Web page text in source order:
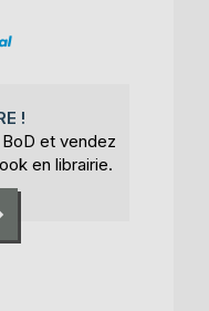
!
et vendez
en librairie.